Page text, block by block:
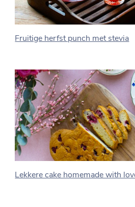
Fruitige herfst punch met stevia
Lekkere cake homemade with